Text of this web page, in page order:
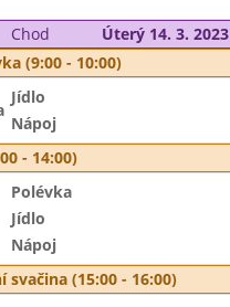
Chod
Úterý 14. 3. 2023
(9:00 - 10:00)
Jídlo
Nápoj
- 14:00)
Polévka
Jídlo
Nápoj
svačina (15:00 - 16:00)